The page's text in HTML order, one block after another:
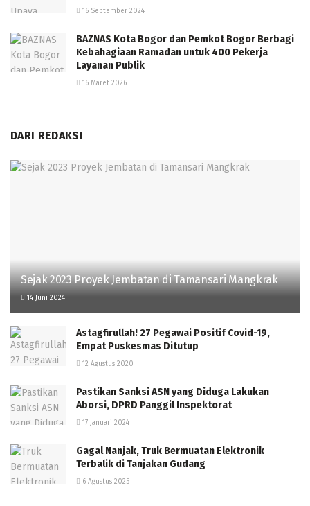
16 September 2024
BAZNAS Kota Bogor dan Pemkot Bogor Berbagi
Kebahagiaan Ramadan untuk 400 Pekerja
Layanan Publik
16 Maret 2026
DARI REDAKSI
Sejak 2023 Proyek Jembatan di Tamansari Mangkrak
14 Juni 2024
Astagfirullah! 27 Pegawai Positif Covid-19,
Empat Puskesmas Ditutup
12 Agustus 2020
Pastikan Sanksi ASN yang Diduga Lakukan
Aborsi, DPRD Panggil Inspektorat
17 Januari 2024
Gagal Nanjak, Truk Bermuatan Elektronik
Terbalik di Tanjakan Gudang
6 Agustus 2025